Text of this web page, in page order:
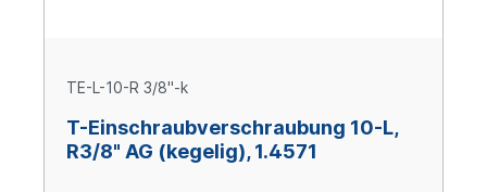
TE-L-10-R 3/8"-k
T-Einschraubverschraubung 10-L,
R3/8" AG (kegelig), 1.4571